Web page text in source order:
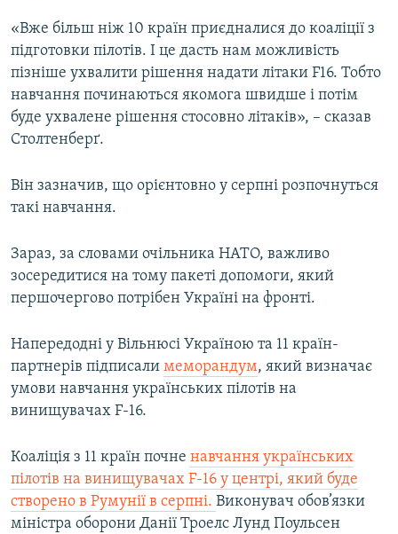
«Вже більш ніж 10 країн приєдналися до коаліції з
підготовки пілотів. І це дасть нам можливість
пізніше ухвалити рішення надати літаки F16. Тобто
навчання починаються якомога швидше і потім
буде ухвалене рішення стосовно літаків», – сказав
Столтенберґ.
Він зазначив, що орієнтовно у серпні розпочнуться
такі навчання.
Зараз, за словами очільника НАТО, важливо
зосередитися на тому пакеті допомоги, який
першочергово потрібен Україні на фронті.
Напередодні у Вільнюсі Україною та 11 країн-
партнерів підписали меморандум, який визначає
умови навчання українських пілотів на
винищувачах F-16.
Коаліція з 11 країн почне навчання українських
пілотів на винищувачах F-16 у центрі, який буде
створено в Румунії в серпні. Виконувач обов’язки
міністра оборони Данії Троелс Лунд Поульсен